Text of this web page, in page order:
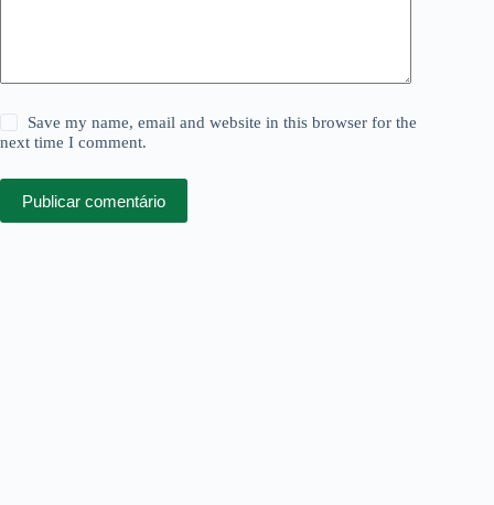
Save my name, email and website in this browser for the
next time I comment.
Publicar comentário